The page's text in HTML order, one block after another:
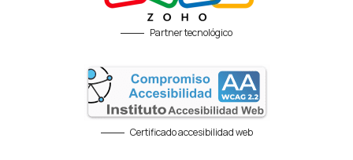
Partner tecnológico
Certificado accesibilidad web